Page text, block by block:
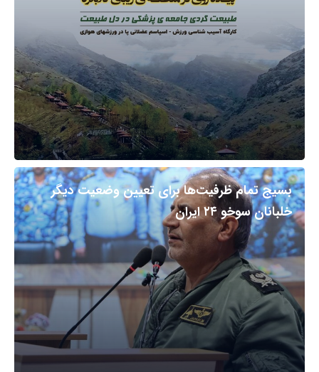
بسیج تمام ظرفیت‌ها برای تعیین وضعیت دیگر
خلبانان سوخو ۲۴ ایران